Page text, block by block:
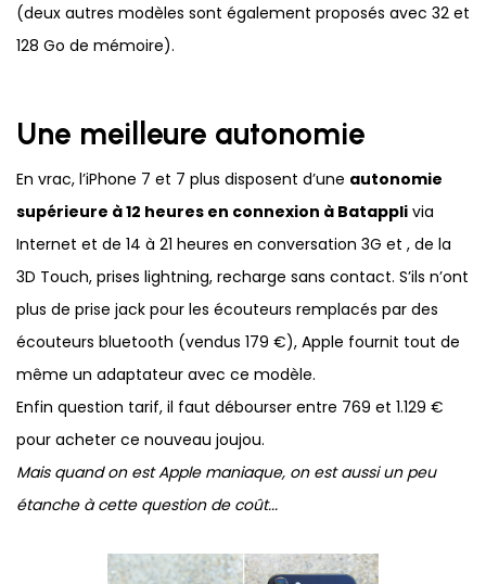
(deux autres modèles sont également proposés avec 32 et
128 Go de mémoire).
Une meilleure autonomie
En vrac, l’iPhone 7 et 7 plus disposent d’une autonomie
supérieure à 12 heures en connexion à Batappli via
Internet et de 14 à 21 heures en conversation 3G et , de la
3D Touch, prises lightning, recharge sans contact. S’ils n’ont
plus de prise jack pour les écouteurs remplacés par des
écouteurs bluetooth (vendus 179 €), Apple fournit tout de
même un adaptateur avec ce modèle.
Enfin question tarif, il faut débourser entre 769 et 1.129 €
pour acheter ce nouveau joujou.
Mais quand on est Apple maniaque, on est aussi un peu
étanche à cette question de coût...